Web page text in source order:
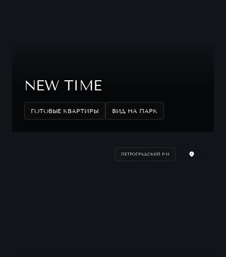
NEW TIME
ГОТОВЫЕ КВАРТИРЫ ВИД НА ПАРК
ПЕТРОГРАДСКИЙ Р-Н